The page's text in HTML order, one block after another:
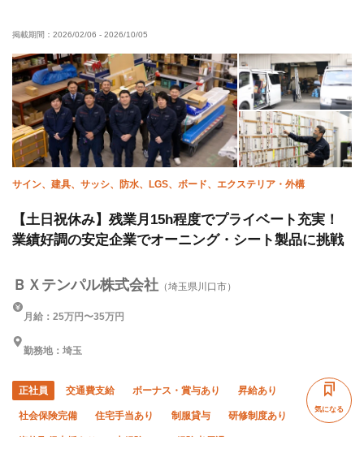
転勤なし
掲載期間： 2026/02/06 - 2026/10/05
サイン、建具、サッシ、防水、LGS、ボード、エクステリア・外構
【土日祝休み】残業月15h程度でプライベート充実！
業績好調の安定企業でオーニング・シート製品に挑戦
ＢＸテンパル株式会社 （埼玉県川口市）
月給：25万円〜35万円
勤務地：埼玉
正社員 交通費支給 ボーナス・賞与あり 昇給あり
社会保険完備 住宅手当あり 制服貸与 研修制度あり
気になる